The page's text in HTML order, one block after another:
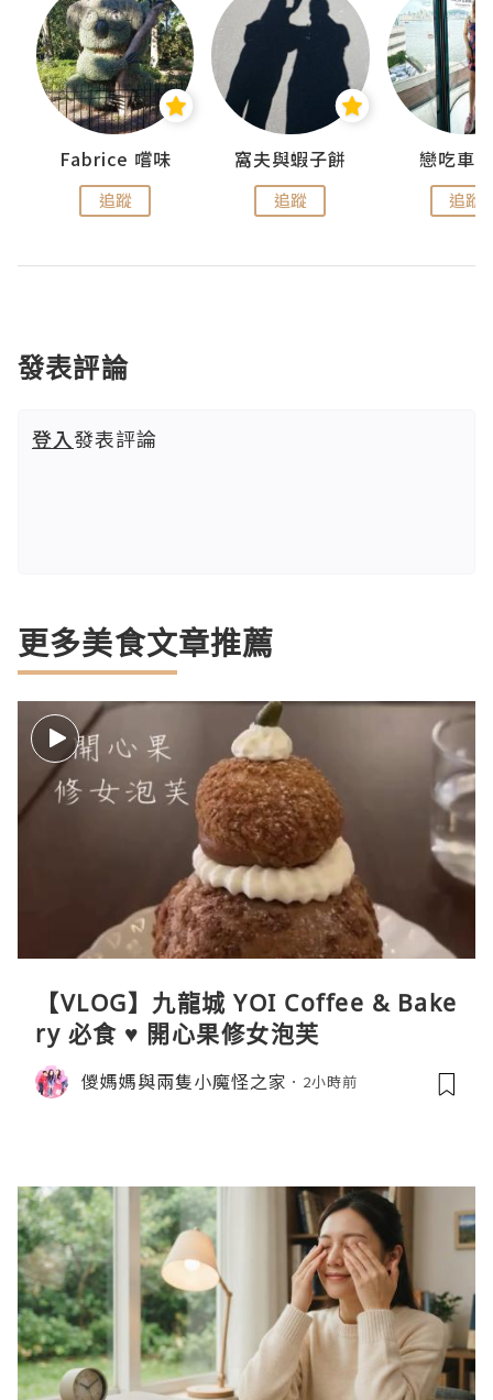
Fabrice 嚐味
追蹤
窩夫與蝦子餅
追蹤
戀吃車
追蹤
發表評論
登入發表評論
更多美食文章推薦
【VLOG】九龍城 YOI Coffee & Bake
ry 必食 ♥ 開心果修女泡芙
儍媽媽與兩隻小魔怪之家 2小時前